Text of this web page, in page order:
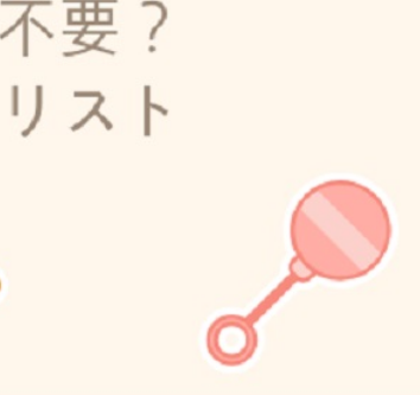
記事検索